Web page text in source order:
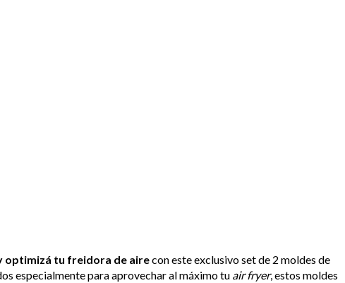
optimizá tu freidora de airecon este exclusivo set de 2 moldes de
especialmente para aprovechar al máximo tu air fryer, estos moldes